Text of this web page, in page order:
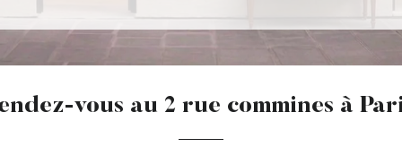
vous au 2 rue commines à